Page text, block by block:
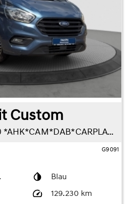
Custom
EcoBlue mHEV 2.0 *AHK*CAM*DAB*CARPLAY*
G9091
Blau
129.230 km